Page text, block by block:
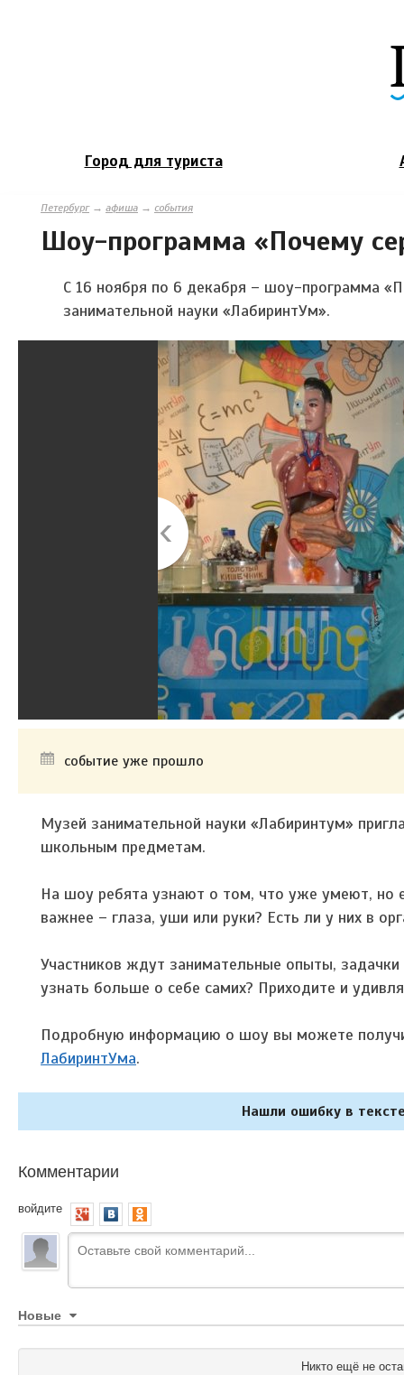
Город для туриста
Петербург→ афиша → события
Шоу-программа «Почему
С 16 ноября по 6 декабря – шоу-программа
занимательной науки «ЛабиринтУм».
событие уже прошло
Музей занимательной науки «Лабиринтум»
школьным предметам.
На шоу ребята узнают о том, что уже умеют, но
важнее – глаза, уши или руки? Есть ли у них в
Участников ждут занимательные опыты,
узнать больше о себе самих? Приходите и
Подробную информацию о шоу вы можете
ЛабиринтУма.
Нашли ошибку в
Комментарии
войдите
Новые
Никто ещё не